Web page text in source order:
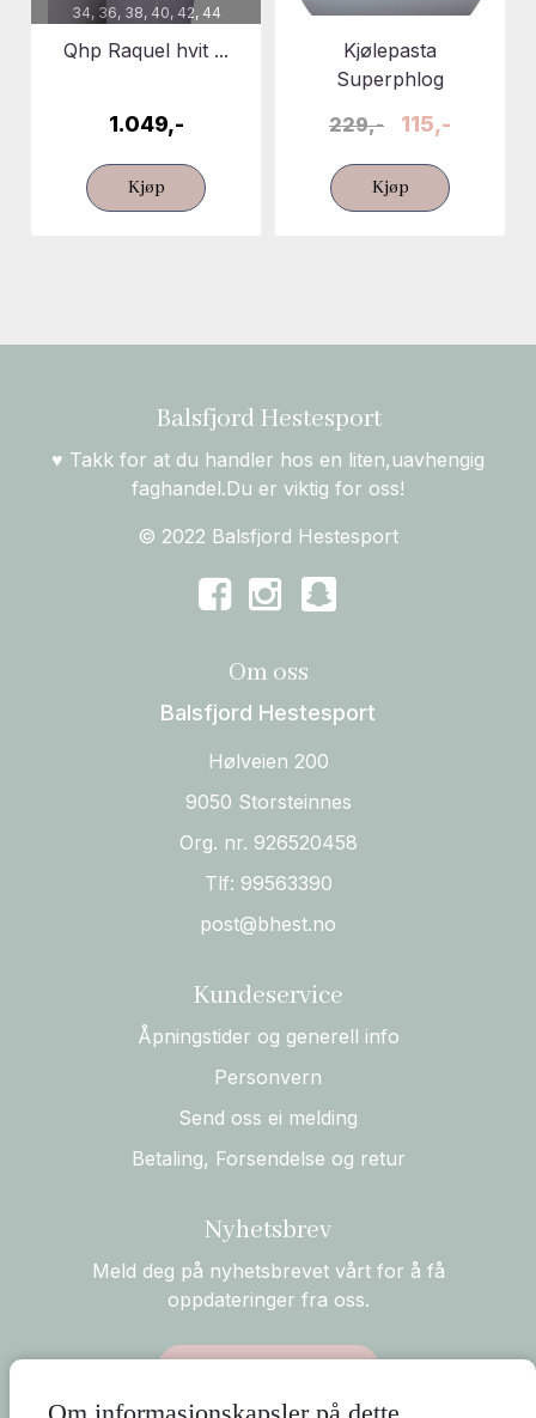
34, 36, 38, 40, 42, 44
Qhp Raquel hvit ...
1.049,-
Kjøp
Kjølepasta
Superphlog
229,-
115,-
Kjøp
Balsfjord Hestesport
♥ Takk for at du handler hos en liten,uavhengig
faghandel.Du er viktig for oss!
© 2022 Balsfjord Hestesport
Om oss
Balsfjord Hestesport
Hølveien 200
9050 Storsteinnes
Org. nr. 926520458
Tlf: 99563390
post@bhest.no
Kundeservice
Åpningstider og generell info
Personvern
Send oss ei melding
Betaling, Forsendelse og retur
Nyhetsbrev
Meld deg på nyhetsbrevet vårt for å få
oppdateringer fra oss.